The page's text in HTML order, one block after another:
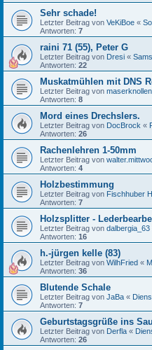
Sehr schade!
Letzter Beitrag von VeKiBoe «
Antworten: 7
raini 71 (55), Peter G
Letzter Beitrag von Dresi «
Antworten: 22
Muskatmühlen mit DNS
Letzter Beitrag von maserknollen
Antworten: 8
Mord eines Drechslers.
Letzter Beitrag von DocBrock «
Antworten: 26
Rachenlehren 1-50mm
Letzter Beitrag von
Antworten: 4
Holzbestimmung
Letzter Beitrag von Fischhuber
Antworten: 7
Holzsplitter -
Letzter Beitrag von dalbergia_63
Antworten: 16
h.-jürgen kelle (83)
Letzter Beitrag von WilhFried «
Antworten: 36
Blutende Schale
Letzter Beitrag von JaBa «
Antworten: 7
Geburtstagsgrüße ins
Letzter Beitrag von Derfla «
Antworten: 26